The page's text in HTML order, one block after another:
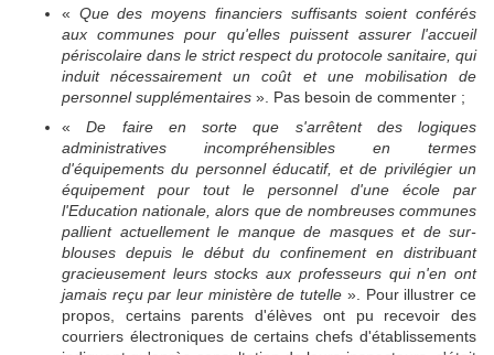
« Que des moyens financiers suffisants soient conférés
aux communes pour qu'elles puissent assurer l'accueil
périscolaire dans le strict respect du protocole sanitaire, qui
induit nécessairement un coût et une mobilisation de
personnel supplémentaires ». Pas besoin de commenter ;
«De faire en sorte que s'arrêtent des logiques
administratives incompréhensibles en termes
d'équipements du personnel éducatif, et de privilégier un
équipement pour tout le personnel d'une école par
l'Education nationale, alors que de nombreuses communes
pallient actuellement le manque de masques et de sur-
blouses depuis le début du confinement en distribuant
gracieusement leurs stocks aux professeurs qui n'en ont
jamais reçu par leur ministère de tutelle ». Pour illustrer ce
propos, certains parents d'élèves ont pu recevoir des
courriers électroniques de certains chefs d'établissements